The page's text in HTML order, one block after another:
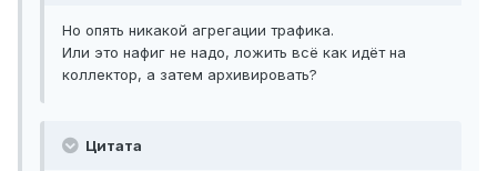
Но опять никакой агрегации трафика.
Или это нафиг не надо, ложить всё как идёт на
коллектор, а затем архивировать?
Цитата